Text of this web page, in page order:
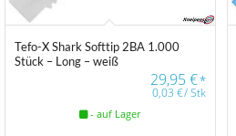
Tefo-X Shark Softtip 2BA 1.000
Stück – Long – weiß
29,95€*
0,03€/Stk
- auf Lager